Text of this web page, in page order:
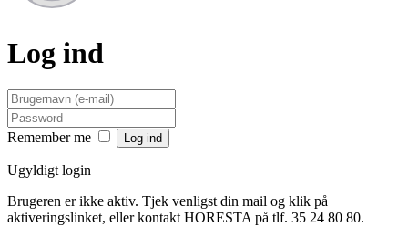
Log ind
Remember me
Ugyldigt login
Brugeren er ikke aktiv. Tjek venligst din mail og klik på
aktiveringslinket, eller kontakt HORESTA på tlf. 35 24 80 80.